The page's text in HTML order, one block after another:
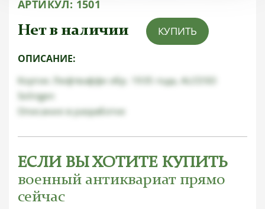
АРТИКУЛ: 1501
Нет в наличии КУПИТЬ
ОПИСАНИЕ:
Кортик Люфтваффе обр. 1935 года, ALCOSO
Solingen
Описание в разработке
ЕСЛИ ВЫ ХОТИТЕ КУПИТЬ
военный антиквариат прямо
сейчас